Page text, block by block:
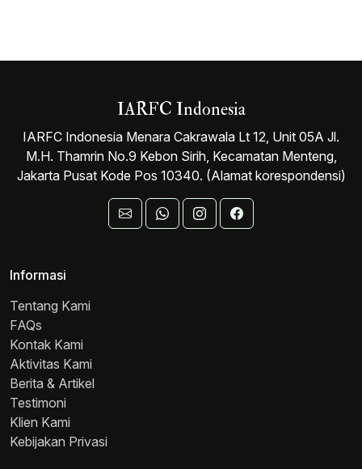
IARFC Indonesia
IARFC Indonesia Menara Cakrawala Lt 12, Unit 05A Jl.
M.H. Thamrin No.9 Kebon Sirih, Kecamatan Menteng,
Jakarta Pusat Kode Pos 10340. (Alamat korespondensi)
Informasi
Tentang Kami
FAQs
Kontak Kami
Aktivitas Kami
Berita & Artikel
Testimoni
Klien Kami
Kebijakan Privasi